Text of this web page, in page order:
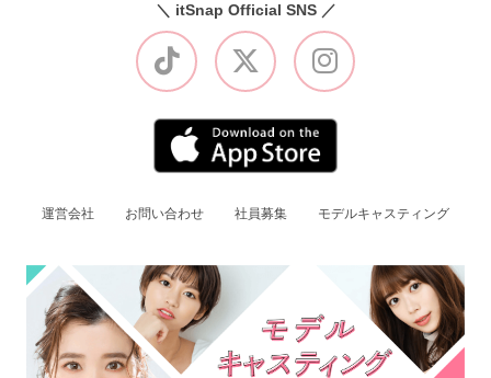
＼ itSnap Official SNS ／
運営会社 お問い合わせ 社員募集 モデルキャスティング